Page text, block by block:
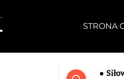
STRONA
●